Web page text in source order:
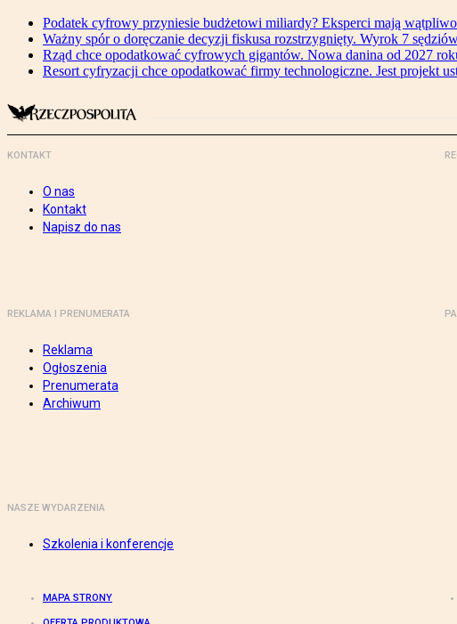
Podatek cyfrowy przyniesie budżetowi miliardy? Eksperci mają
Ważny spór o doręczanie decyzji fiskusa rozstrzygnięty. Wyrok 7
Rząd chce opodatkować cyfrowych gigantów. Nowa danina od 2027
Resort cyfryzacji chce opodatkować firmy technologiczne. Jest projekt
KONTAKT
O nas
Kontakt
Napisz do nas
REKLAMA I PRENUMERATA
Reklama
Ogłoszenia
Prenumerata
Archiwum
NASZE WYDARZENIA
Szkolenia i konferencje
MAPA STRONY